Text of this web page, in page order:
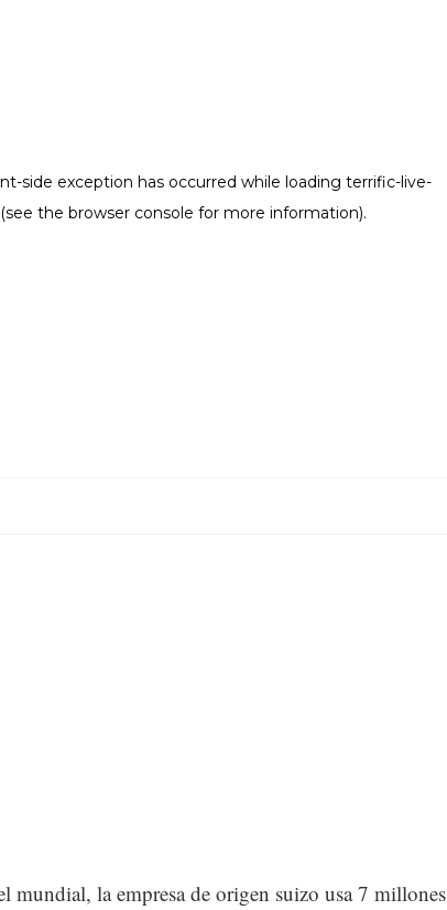
mundial, la empresa de origen suizo usa 7 millones